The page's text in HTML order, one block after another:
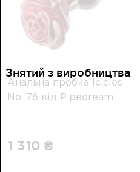
Анальна пробка Icicles
No. 76 від Pipedream
1 310 ₴
Знятий з виробництва